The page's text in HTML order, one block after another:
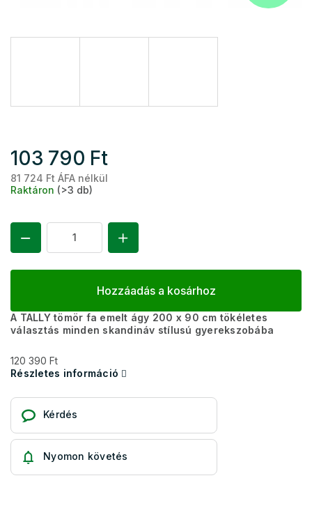
103 790 Ft
81 724 Ft ÁFA nélkül
Raktáron (>3 db)
Hozzáadás a kosárhoz
A TALLY tömör fa emelt ágy 200 x 90 cm tökéletes
választás minden skandináv stílusú gyerekszobába
120 390 Ft
Részletes információ
Kérdés
Nyomon követés